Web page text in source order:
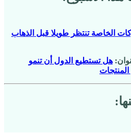
الخاصة تنتظر طويلا قبل الذهاب
هل تستطيع الدول أن تنمو